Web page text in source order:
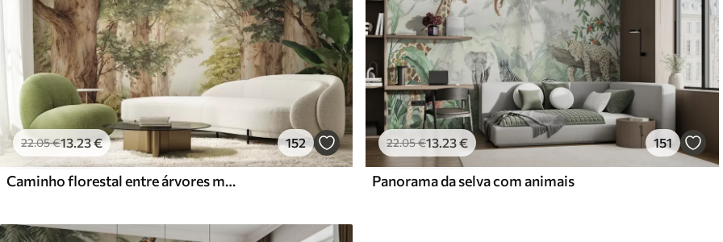
22.05€13.23€ 152
Caminho florestal entre árvores majestosas em estilo aquarela
22.05€13 .23€ 151
Panorama da selva com animais